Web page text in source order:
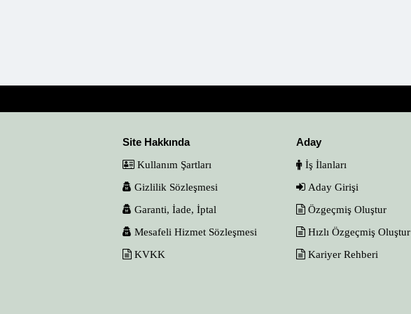
Site Hakkında
Kullanım Şartları
Gizlilik Sözleşmesi
Garanti, İade, İptal
Mesafeli Hizmet Sözleşmesi
KVKK
Aday
İş İlanları
Aday Girişi
Özgeçmiş Oluştur
Hızlı Özgeçmiş Oluştur
Kariyer Rehberi